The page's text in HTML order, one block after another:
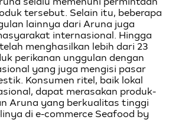
tersebut. Selain itu, beberapa
lainnya dari Aruna juga
internasional. Hingga
menghasilkan lebih dari 23
perikanan unggulan dengan
yang juga mengisi pasar
Konsumen ritel, baik lokal
dapat merasakan produk-
Aruna yang berkualitas tinggi
di e-commerce Seafood by